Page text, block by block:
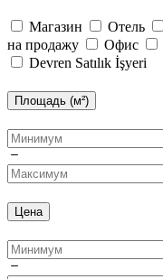
Магазин Отель
на продажу
Офис
Devren Satılık İşyeri
Площадь (м²)
Цена